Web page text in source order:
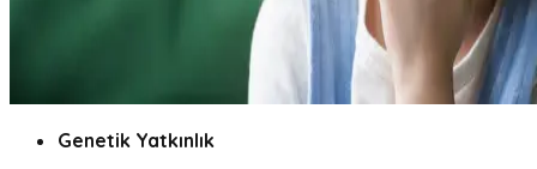
Genetik Yatkınlık